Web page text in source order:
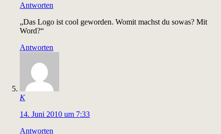
Antworten
„Das Logo ist cool geworden. Womit machst du sowas? Mit
Word?“
Antworten
K
14. Juni 2010 um 7:33
Antworten